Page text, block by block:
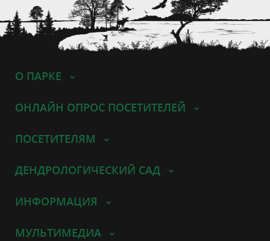
О ПАРКЕ
ОНЛАЙН ОПРОС ПОСЕТИТЕЛЕЙ
ПОСЕТИТЕЛЯМ
ДЕНДРОЛОГИЧЕСКИЙ САД
ИНФОРМАЦИЯ
МУЛЬТИМЕДИА